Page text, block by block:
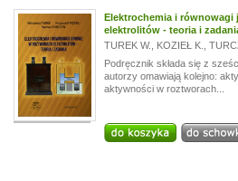
Elektrochemia i równowagi
elektrolitów - teoria i
TUREK W.
KOZIEŁ K.
Podręcznik składa się z
autorzy omawiają kolejno:
aktywności w roztworach...